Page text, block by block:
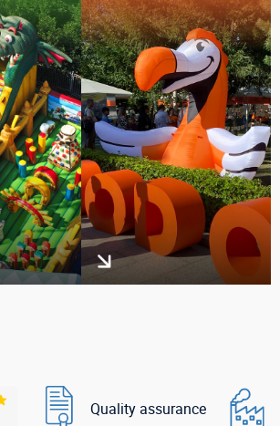
Quality assurance